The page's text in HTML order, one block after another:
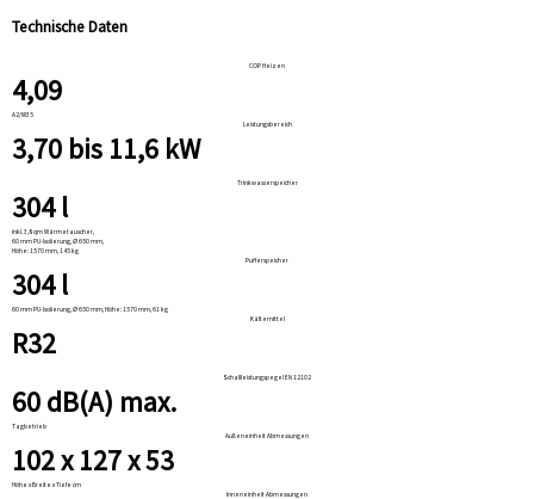
Technische Daten
COP Heizen
4,09
A2/W35
Leistungsbereich
3,70 bis 11,6 kW
Trinkwasserspeicher
304 l
inkl. 3,8 qm Wärmetauscher,
60 mm PU-Isolierung, Ø 650 mm,
Höhe: 1570 mm, 145 kg
Pufferspeicher
304 l
60 mm PU-Isolierung, Ø 650 mm, Höhe: 1570 mm, 61 kg
Kältemittel
R32
Schallleistungspegel EN 12102
60 dB(A) max.
Tagbetrieb
Außeneinheit Abmessungen
102 x 127 x 53
Höhe x Breite x Tiefe cm
Inneneinheit Abmessungen